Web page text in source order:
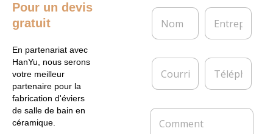
Pour un devis
gratuit
En partenariat avec
HanYu, nous serons
votre meilleur
partenaire pour la
fabrication d'éviers
de salle de bain en
céramique.
N
m
E
t
e
C
u
r
T
l
p
M